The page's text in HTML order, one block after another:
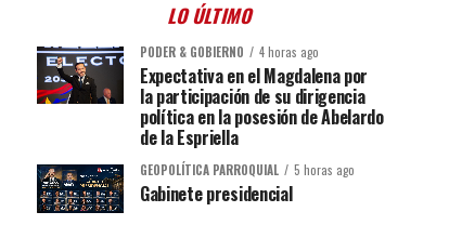
LO ÚLTIMO
PODER & GOBIERNO 4 horas ago
Expectativa en el Magdalena por
la participación de su dirigencia
política en la posesión de Abelardo
de la Espriella
GEOPOLÍTICA PARROQUIAL 5 horas ago
Gabinete presidencial